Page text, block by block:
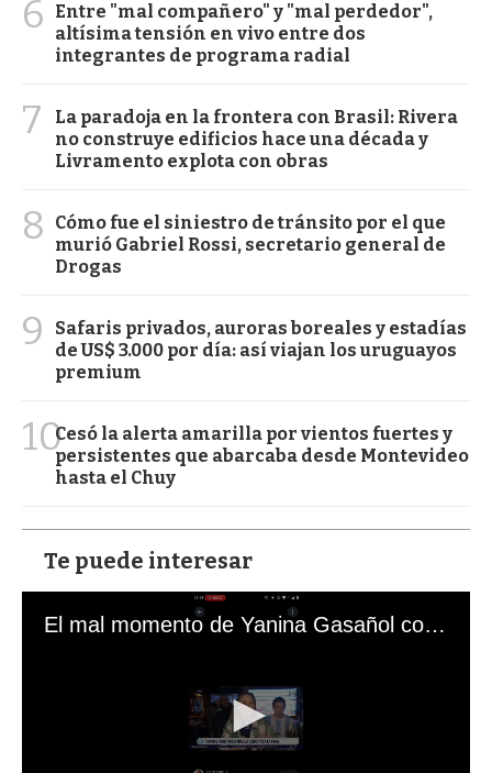
6
Entre "mal compañero" y "mal perdedor",
altísima tensión en vivo entre dos
integrantes de programa radial
7
La paradoja en la frontera con Brasil: Rivera
no construye edificios hace una década y
Livramento explota con obras
8
Cómo fue el siniestro de tránsito por el que
murió Gabriel Rossi, secretario general de
Drogas
9
Safaris privados, auroras boreales y estadías
de US$ 3.000 por día: así viajan los uruguayos
premium
10Cesó la alerta amarilla por vientos fuertes y
persistentes que abarcaba desde Montevideo
hasta el Chuy
Te puede interesar
El mal momento de Yanina Gasañol con un hincha argentino en "Subrayado"